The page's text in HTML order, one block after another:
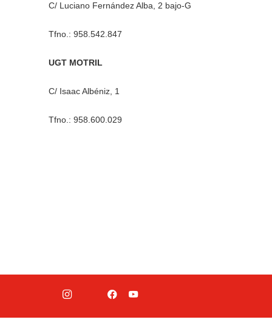
C/ Luciano Fernández Alba, 2 bajo-G
Tfno.: 958.542.847
UGT MOTRIL
C/ Isaac Albéniz, 1
Tfno.: 958.600.029